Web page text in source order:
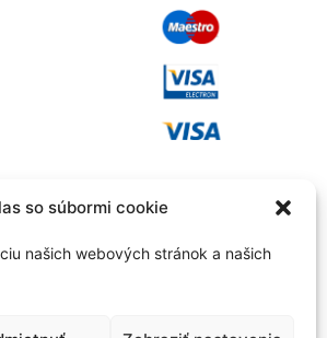
so súbormi cookie
našich webových stránok a našich